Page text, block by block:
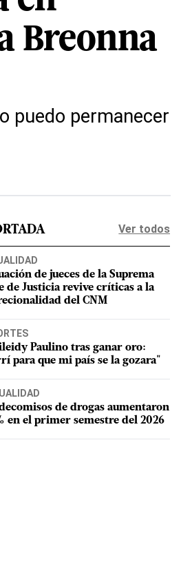
Breonna
puedo permanecer
Ver todos
de jueces de la Suprema
de Justicia revive críticas a la
del CNM
Paulino tras ganar oro:
para que mi país se la gozara"
de drogas aumentaron
en el primer semestre del 2026